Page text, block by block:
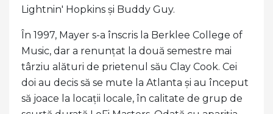
Lightnin' Hopkins și Buddy Guy.
În 1997, Mayer s-a înscris la Berklee College of
Music, dar a renunțat la două semestre mai
târziu alături de prietenul său Clay Cook. Cei
doi au decis să se mute la Atlanta și au început
să joace la locații locale, în calitate de grup de